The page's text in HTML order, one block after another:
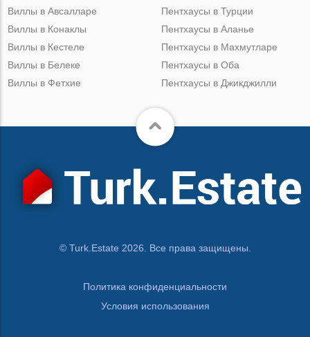
Виллы в Авсалларе
Виллы в Конаклы
Виллы в Кестеле
Виллы в Белеке
Виллы в Фетхие
Пентхаусы в Турции
Пентхаусы в Аланье
Пентхаусы в Махмутларе
Пентхаусы в Оба
Пентхаусы в Джикджилли
© Turk.Estate 2026. Все права защищены.
Политика конфиденциальности
Условия использования